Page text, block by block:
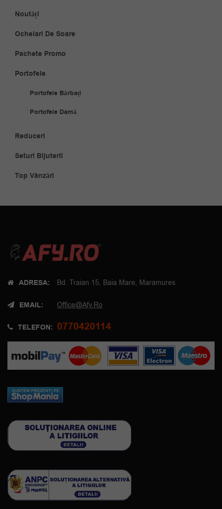
Noutăți
Ochelari De Soare
Pachete Promo
Portofele
Portofele Bărbați
Portofele Damă
Reduceri
Seturi Bijuterii
Top Vânzări
ADRESA: Bd. Traian 15, Baia Mare, Maramures
EMAIL: Office@afy.ro
TELEFON: 0770420114